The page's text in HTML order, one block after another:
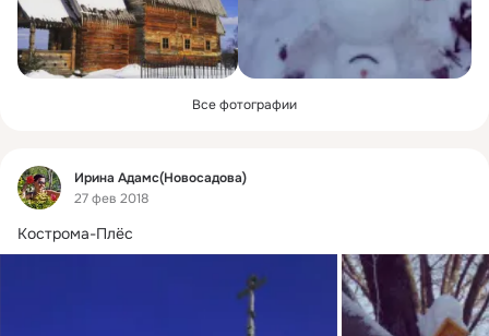
Все фотографии
Фид
Ирина Адамс(Новосадова)
27 фев 2018
Кострома-Плёс